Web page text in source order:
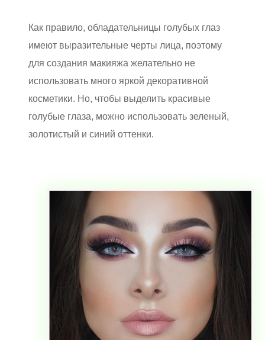
Как правило, обладательницы голубых глаз
имеют выразительные черты лица, поэтому
для создания макияжа желательно не
использовать много яркой декоративной
косметики. Но, чтобы выделить красивые
голубые глаза, можно использовать зеленый,
золотистый и синий оттенки.